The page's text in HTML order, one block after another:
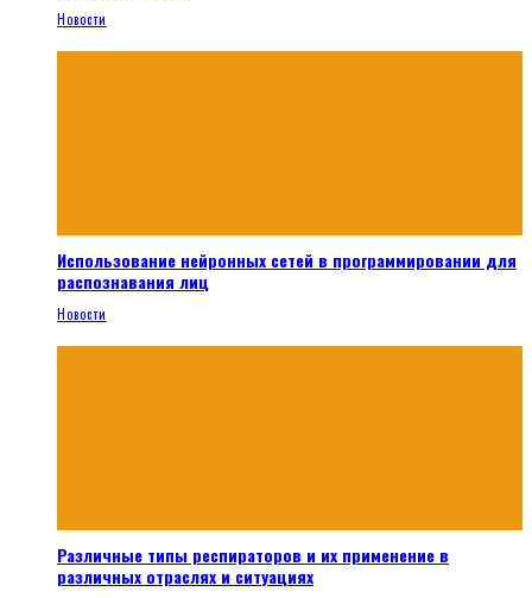
Новости
Использование нейронных сетей в программировании для
распознавания лиц
Новости
Различные типы респираторов и их применение в
различных отраслях и ситуациях